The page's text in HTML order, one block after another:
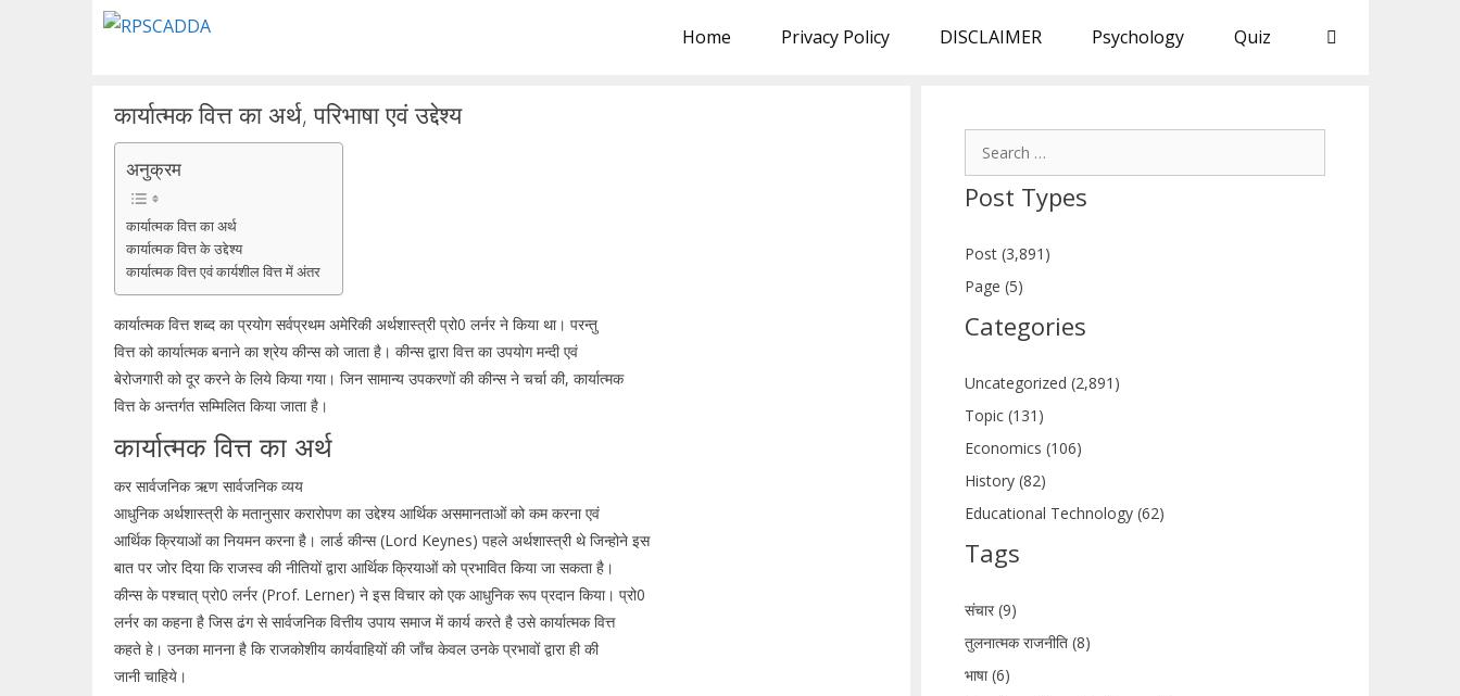
Home Privacy Policy DISCLAIMER Psychology Quiz
कार्यात्मक वित्त का अर्थ, परिभाषा एवं उद्देश्य
अनुक्रम
कार्यात्मक वित्त का अर्थ
कार्यात्मक वित्त के उद्देश्य
कार्यात्मक वित्त एवं कार्यशील वित्त में अंतर
कार्यात्मक वित्त शब्द का प्रयोग सर्वप्रथम अमेरिकी अर्थशास्त्री प्रो0 लर्नर ने किया था। परन्तु
वित्त को कार्यात्मक बनाने का श्रेय कीन्स को जाता है। कीन्स द्वारा वित्त का उपयोग मन्दी एवं
बेरोजगारी को दूर करने के लिये किया गया। जिन सामान्य उपकरणों की कीन्स ने चर्चा की, कार्यात्मक
वित्त के अन्तर्गत सम्मिलित किया जाता है।
कार्यात्मक वित्त का अर्थ
कर सार्वजनिक ऋण सार्वजनिक व्यय
आधुनिक अर्थशास्त्री के मतानुसार करारोपण का उद्देश्य आर्थिक असमानताओं को कम करना एवं
आर्थिक क्रियाओं का नियमन करना है। लार्ड कीन्स (Lord Keynes) पहले अर्थशास्त्री थे जिन्होने इस
बात पर जोर दिया कि राजस्व की नीतियों द्वारा आर्थिक क्रियाओं को प्रभावित किया जा सकता है।
कीन्स के पश्चात् प्रो0 लर्नर (Prof. Lerner) ने इस विचार को एक आधुनिक रूप प्रदान किया। प्रो0
लर्नर का कहना है जिस ढंग से सार्वजनिक वित्तीय उपाय समाज में कार्य करते है उसे कार्यात्मक वित्त
कहते हे। उनका मानना है कि राजकोशीय कार्यवाहियों की जाँच केवल उनके प्रभावों द्वारा ही की
जानी चाहिये।
Post Types
Post (3,891)
Page (5)
Categories
Uncategorized (2,891)
Topic (131)
Economics (106)
History (82)
Educational Technology (62)
Tags
संचार (9)
तुलनात्मक राजनीति (8)
भाषा (6)